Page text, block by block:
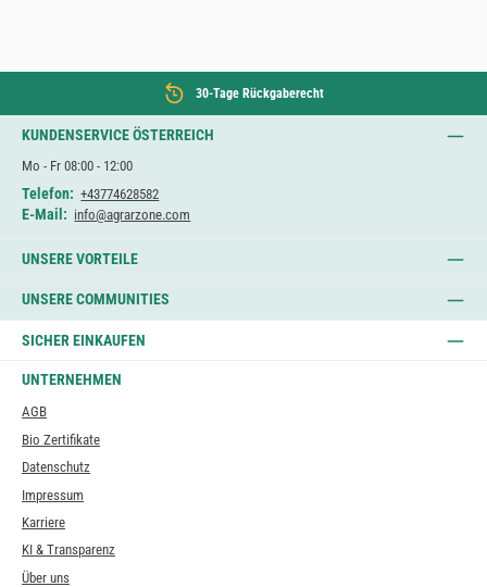
30-Tage Rückgaberecht
KUNDENSERVICE ÖSTERREICH
Mo - Fr 08:00 - 12:00
Telefon: +43774628582
E-Mail: info@agrarzone.com
UNSERE VORTEILE
UNSERE COMMUNITIES
SICHER EINKAUFEN
UNTERNEHMEN
AGB
Bio Zertifikate
Datenschutz
Impressum
Karriere
KI & Transparenz
Über uns